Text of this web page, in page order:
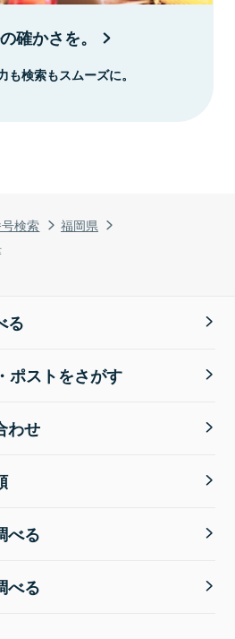
検索
福岡県
確かさを。
検索もスムーズに。
る
ポストをさがす
わせ
べる
べる